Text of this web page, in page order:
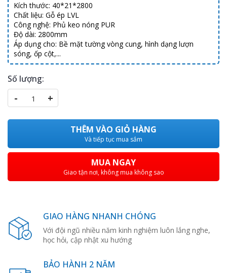
Kích thước: 40*21*2800
Chất liệu: Gỗ ép LVL
Công nghệ: Phủ keo nóng PUR
Độ dài: 2800mm
Áp dụng cho: Bề mặt tường vòng cung, hình dạng lượn
sóng, ốp cột,...
Số lượng:
- +
THÊM VÀO GIỎ HÀNG
Và tiếp tục mua sắm
MUA NGAY
Giao tận nơi, không mua không sao
GIAO HÀNG NHANH CHÓNG
Với đội ngũ nhiều năm kinh nghiệm luôn lắng nghe,
học hỏi, cập nhật xu hướng
BẢO HÀNH 2 NĂM